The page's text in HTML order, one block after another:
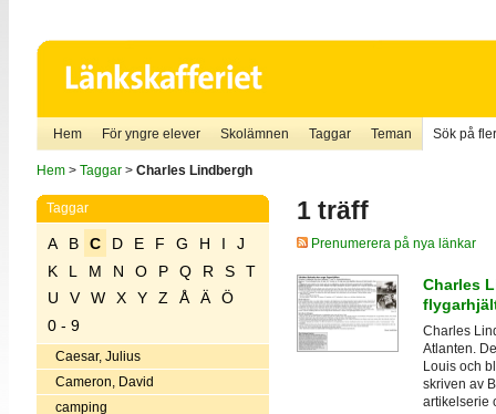
Hem För yngre elever Skolämnen Taggar Teman Sök på
Hem> Taggar> Charles Lindbergh
Taggar
A B C D E F G H I
J
K
L M N O P Q R S
T
U
V W X Y Z Å Ä
Ö
0 - 9
Caesar, Julius
Cameron, David
camping
1 träff
Prenumerera på nya länkar
Charles
Charles
Atlanten.
Louis och
skriven av
artikelserie